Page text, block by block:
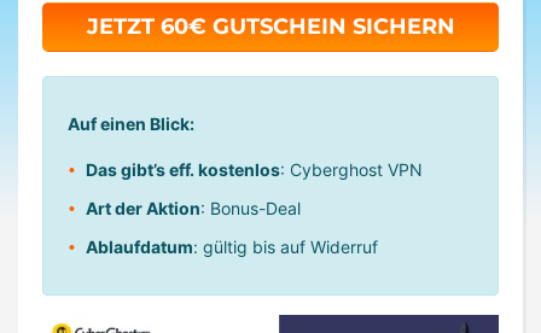
JETZT 60€ GUTSCHEIN SICHERN
Auf einen Blick:
Das gibt’s eff. kostenlos: Cyberghost VPN
Art der Aktion: Bonus-Deal
Ablaufdatum: gültig bis auf Widerruf